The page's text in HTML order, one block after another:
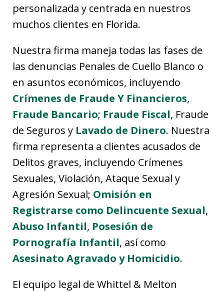
personalizada y centrada en nuestros
muchos clientes en Florida.
Nuestra firma maneja todas las fases de
las denuncias Penales de Cuello Blanco o
en asuntos económicos, incluyendo
Crímenes de Fraude Y Financieros,
Fraude Bancario; Fraude Fiscal, Fraude
de Seguros y Lavado de Dinero. Nuestra
firma representa a clientes acusados de
Delitos graves, incluyendo Crímenes
Sexuales, Violación, Ataque Sexual y
Agresión Sexual; Omisión en
Registrarse como Delincuente Sexual,
Abuso Infantil, Posesión de
Pornografía Infantil, así como
Asesinato Agravado y Homicidio.
El equipo legal de Whittel & Melton